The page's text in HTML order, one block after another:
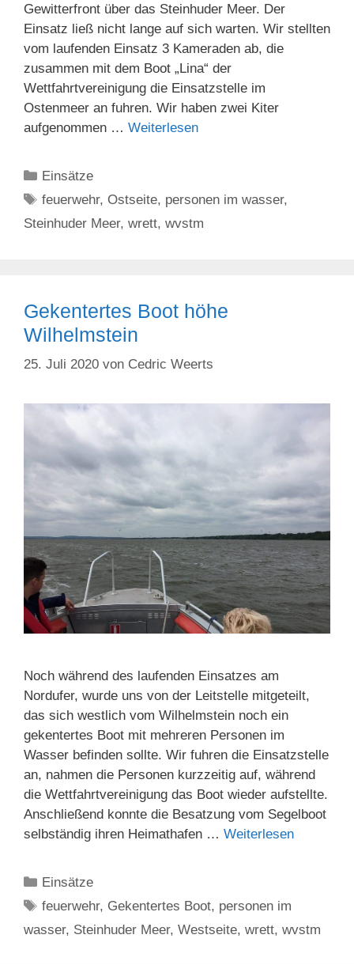
Gewitterfront über das Steinhuder Meer. Der
Einsatz ließ nicht lange auf sich warten. Wir stellten
vom laufenden Einsatz 3 Kameraden ab, die
zusammen mit dem Boot „Lina“ der
Wettfahrtvereinigung die Einsatzstelle im
Ostenmeer an fuhren. Wir haben zwei Kiter
aufgenommen … Weiterlesen
Kategorien
Einsätze
Schlagwörter
feuerwehr,Ostseite, personen im wasser,
Steinhuder Meer, wrett, wvstm
Gekentertes Boot höhe
Wilhelmstein
25. Juli 2020 von Cedric Weerts
Noch während des laufenden Einsatzes am
Nordufer, wurde uns von der Leitstelle mitgeteilt,
das sich westlich vom Wilhelmstein noch ein
gekentertes Boot mit mehreren Personen im
Wasser befinden sollte. Wir fuhren die Einsatzstelle
an, nahmen die Personen kurzzeitig auf, während
die Wettfahrtvereinigung das Boot wieder aufstellte.
Anschließend konnte die Besatzung vom Segelboot
selbständig ihren Heimathafen … Weiterlesen
Kategorien
Einsätze
Schlagwörter
feuerwehr, Gekentertes Boot, personen im
wasser, Steinhuder Meer, Westseite, wrett, wvstm